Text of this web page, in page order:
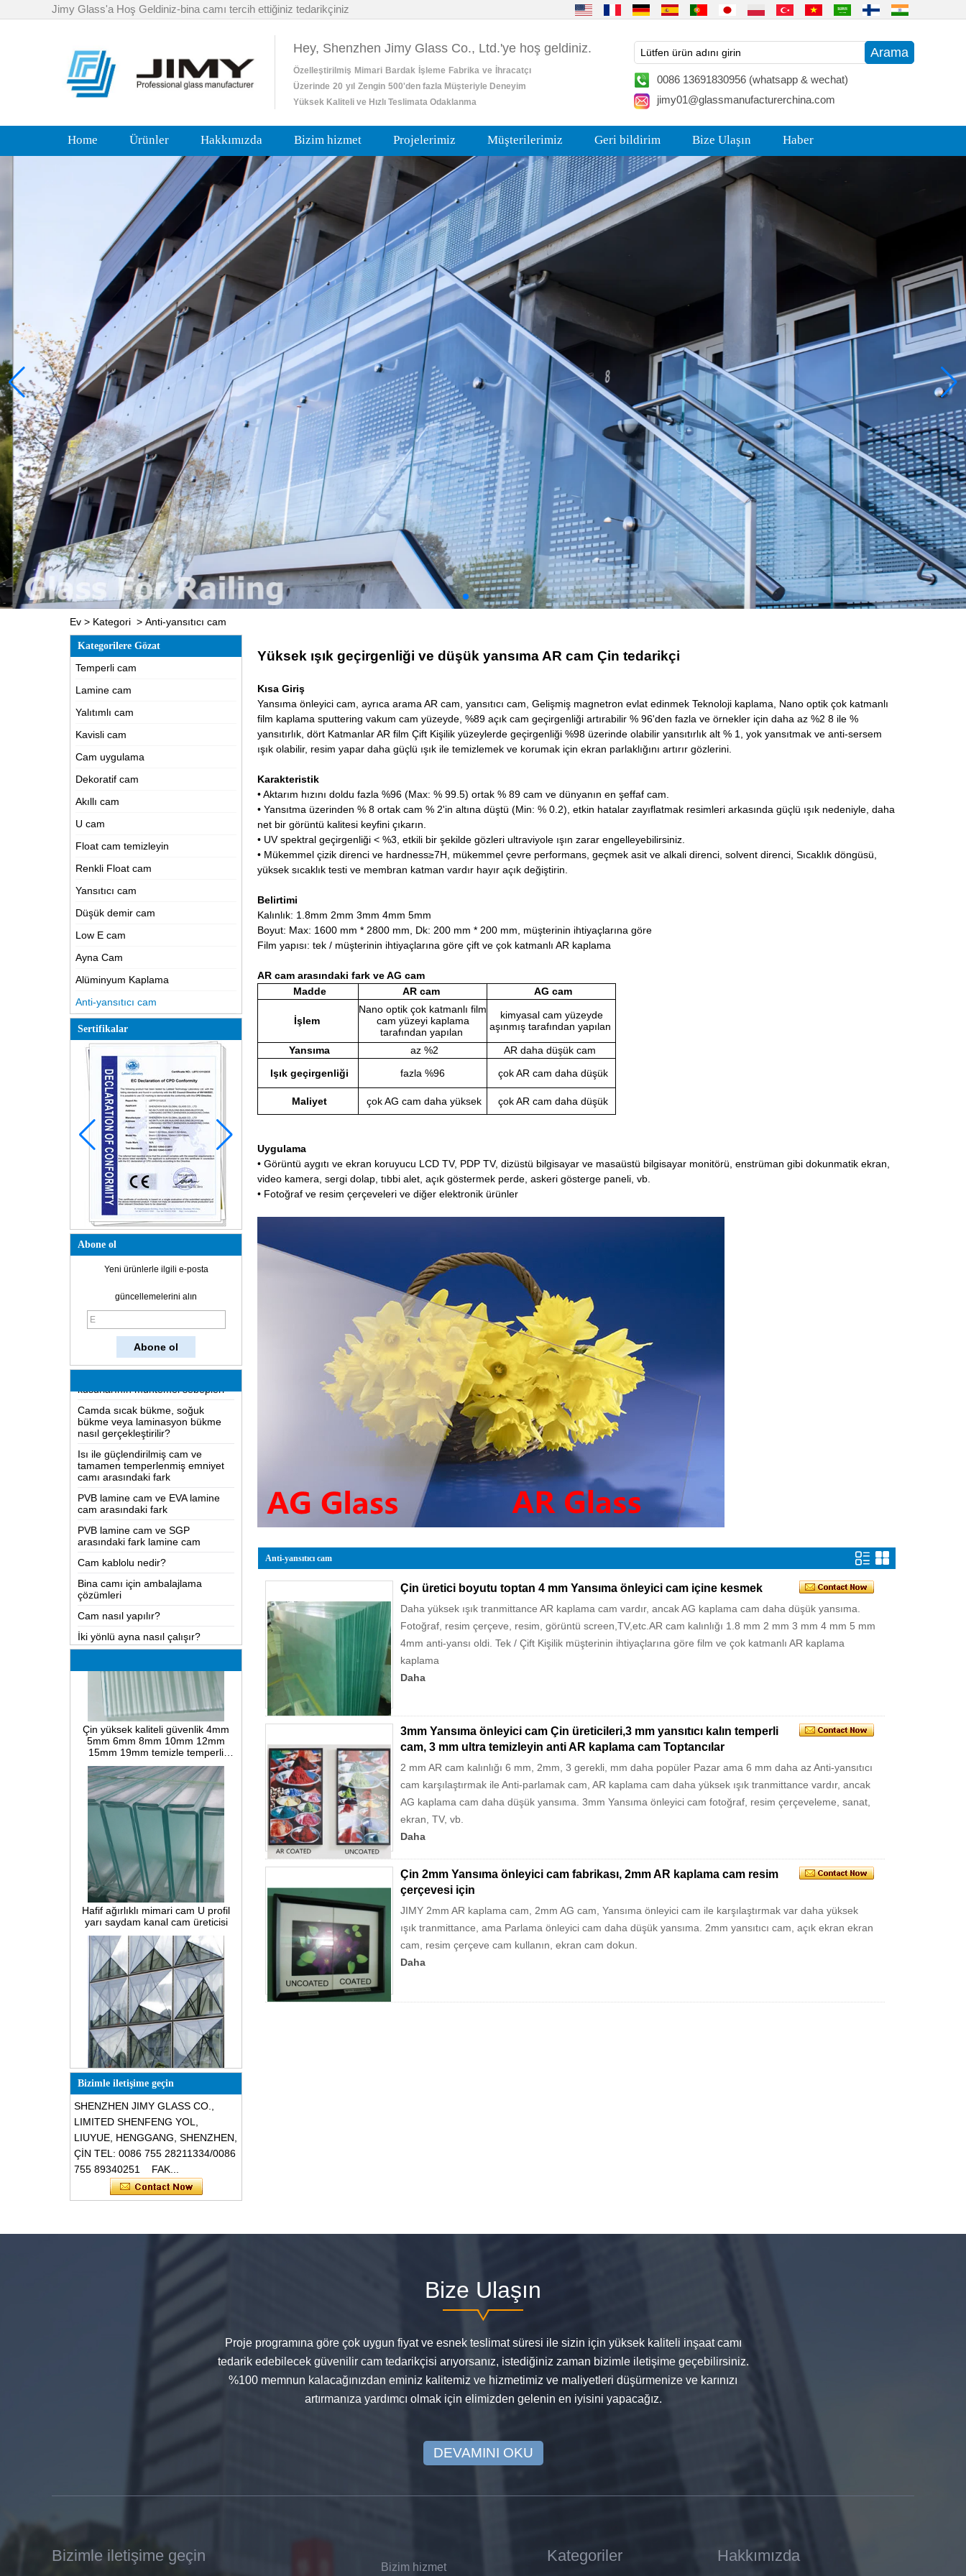
Jimy Glass'a Hoş Geldiniz-bina camı tercih ettiğiniz tedarikçiniz
Hey, Shenzhen Jimy Glass Co., Ltd.'ye hoş geldiniz.
Özelleştirilmiş Mimari Bardak İşleme Fabrika ve
İhracatçı
Üzerinde 20 yıl Zengin 500'den fazla Müşteriyle Deneyim
Yüksek Kaliteli ve Hızlı Teslimata Odaklanma
0086 13691830956 (whatsapp & wechat)
jimy01@glassmanufacturerchina.com
Home Ürünler Hakkımızda Bizim hizmet Projelerimiz Müşterilerimiz Geri bildirim Bize Ulaşın Haber
Ev > Kategori > Anti-yansıtıcı cam
Kategorilere Gözat
Temperli cam
Lamine cam
Yalıtımlı cam
Kavisli cam
Cam uygulama
Dekoratif cam
Akıllı cam
U cam
Float cam temizleyin
Renkli Float cam
Yansıtıcı cam
Düşük demir cam
Low E cam
Ayna Cam
Alüminyum Kaplama
Anti-yansıtıcı cam
Sertifikalar
Abone ol
Yeni ürünlerle ilgili e-posta
güncellemelerini alın
Cam nasıl yapılır?
İki yönlü ayna nasıl çalışır?
En kapsamlı bilgi LOW-E cam
Lamine camlarda ve çözelti
kusurlarının muhtemel sebepleri
nasıl gerçekleştirilir?
Isı ile güçlendirilmiş cam ve
tamamen temperlenmiş emniyet
camı arasındaki fark
PVB lamine cam ve EVA lamine
PVB lamine cam ve SGP
Cam kablolu nedir?
Bina camı için ambalajlama
Cam nasıl yapılır?
İki yönlü ayna nasıl çalışır?
En kapsamlı bilgi LOW-E cam
Camda sıcak bükme, soğuk
bükme veya laminasyon bükme
nasıl gerçekleştirilir?
Isı ile güçlendirilmiş cam ve
tamamen temperlenmiş emniyet
camı arasındaki fark
PVB lamine cam ve EVA lamine
cam arasındaki fark
PVB lamine cam ve SGP
arasındaki fark lamine cam
Cam kablolu nedir?
Bina camı için ambalajlama
çözümleri
Çin yüksek kaliteli güvenlik 4mm
5mm 6mm 8mm 10mm 12mm
15mm 19mm temizle temperli
kamış yivli la-dalga nervürlü cam
üreticileri
Hafif ağırlıklı mimari cam U profil
yarı saydam kanal cam üreticisi
Özel tasarım üçgen şekli yapısal
ses geçirmez paramparça
dayanıklı cam cepheler
cam, darbeye dayanıklı siyah renk
Bizimle iletişime geçin
SHENZHEN JIMY GLASS CO.,
LIMITED SHENFENG YOL,
LIUYUE, HENGGANG, SHENZHEN,
ÇİN TEL: 0086 755 28211334/0086
755 89340251 FAK...
Yüksek ışık geçirgenliği ve düşük yansıma AR cam Çin tedarikçi
Kısa Giriş
Yansıma önleyici cam, ayrıca arama AR cam, yansıtıcı cam, Gelişmiş magnetron evlat edinmek Teknoloji kaplama, Nano optik çok katmanlı
film kaplama sputtering vakum cam yüzeyde, %89 açık cam geçirgenliği artırabilir % 96'den fazla ve örnekler için daha az %2 8 ile %
yansıtırlık, dört Katmanlar AR film Çift Kişilik yüzeylerde geçirgenliği %98 üzerinde olabilir yansıtırlık alt % 1, yok yansıtmak ve anti-sersem
ışık olabilir, resim yapar daha güçlü ışık ile temizlemek ve korumak için ekran parlaklığını artırır gözlerini.
Karakteristik
• Aktarım hızını doldu fazla %96 (Max: % 99.5) ortak % 89 cam ve dünyanın en şeffaf cam
• Yansıtma üzerinden % 8 ortak cam % 2'in altına düştü (Min: % 0.2), etkin hatalar zayıflatmak resimleri arkasında güçlü ışık nedeniyle, daha
net bir görüntü kalitesi keyfini çıkarın.
• UV spektral geçirgenliği < %3, etkili bir şekilde gözleri ultraviyole ışın zarar engelleyebilirsiniz.
• Mükemmel çizik direnci ve hardness≥7H, mükemmel çevre performans, geçmek asit ve alkali direnci, solvent direnci, Sıcaklık döngüsü,
yüksek sıcaklık testi ve membran katman vardır hayır açık değiştirin.
Belirtimi
Kalınlık: 1.8mm 2mm 3mm 4mm 5mm
Boyut: Max: 1600 mm * 2800 mm, Dk: 200 mm * 200 mm, müşterinin ihtiyaçlarına göre
Film yapısı: tek / müşterinin ihtiyaçlarına göre çift ve çok katmanlı AR kaplama
AR cam arasındaki fark ve AG cam
Madde
AR cam AG cam
İşlem
Nano optik çok katmanlı film
cam yüzeyi kaplama
tarafından yapılan
kimyasal cam yüzeyde
aşınmış tarafından yapılan
Yansıma az %2
AR daha düşük cam
Işık geçirgenliği
fazla %96 çok AR cam daha düşük
Maliyet çok AG cam daha yüksek çok AR cam daha düşük
Uygulama
• Görüntü aygıtı ve ekran koruyucu LCD TV, PDP TV, dizüstü bilgisayar ve masaüstü bilgisayar monitörü, enstrüman gibi dokunmatik ekran,
video kamera, sergi dolap, tıbbi alet, açık göstermek perde, askeri gösterge paneli, vb.
• Fotoğraf ve resim çerçeveleri ve diğer elektronik ürünler
Anti-yansıtıcı cam
Çin üretici boyutu toptan 4 mm Yansıma önleyici cam içine kesmek
Daha yüksek ışık tranmittance AR kaplama cam vardır, ancak AG kaplama cam daha düşük yansıma.
Fotoğraf, resim çerçeve, resim, görüntü screen,TV,etc.AR cam kalınlığı 1.8 mm 2 mm 3 mm 4 mm 5 mm
4mm anti-yansı oldi. Tek / Çift Kişilik müşterinin ihtiyaçlarına göre film ve çok katmanlı AR kaplama
kaplama
Daha
3mm Yansıma önleyici cam Çin üreticileri,3 mm yansıtıcı kalın temperli
cam, 3 mm ultra temizleyin anti AR kaplama cam Toptancılar
2 mm AR cam kalınlığı 6 mm, 2mm, 3 gerekli, mm daha popüler Pazar ama 6 mm daha az Anti-yansıtıcı
cam karşılaştırmak ile Anti-parlamak cam, AR kaplama cam daha yüksek ışık tranmittance vardır, ancak
AG kaplama cam daha düşük yansıma. 3mm Yansıma önleyici cam fotoğraf, resim çerçeveleme, sanat,
ekran, TV, vb.
Daha
Çin 2mm Yansıma önleyici cam fabrikası, 2mm AR kaplama cam resim
çerçevesi için
JIMY 2mm AR kaplama cam, 2mm AG cam, Yansıma önleyici cam ile karşılaştırmak var daha yüksek
ışık tranmittance, ama Parlama önleyici cam daha düşük yansıma. 2mm yansıtıcı cam, açık ekran ekran
cam, resim çerçeve cam kullanın, ekran cam dokun.
Daha
Bize Ulaşın
Proje programına göre çok uygun fiyat ve esnek teslimat süresi ile sizin için yüksek kaliteli inşaat camı
tedarik edebilecek güvenilir cam tedarikçisi arıyorsanız, istediğiniz zaman bizimle iletişime geçebilirsiniz.
%100 memnun kalacağınızdan eminiz kalitemiz ve hizmetimiz ve maliyetleri düşürmenize ve karınızı
artırmanıza yardımcı olmak için elimizden gelenin en iyisini yapacağız.
DEVAMINI OKU
Bizimle iletişime geçin
Bizim hizmet
Kategoriler Hakkımızda